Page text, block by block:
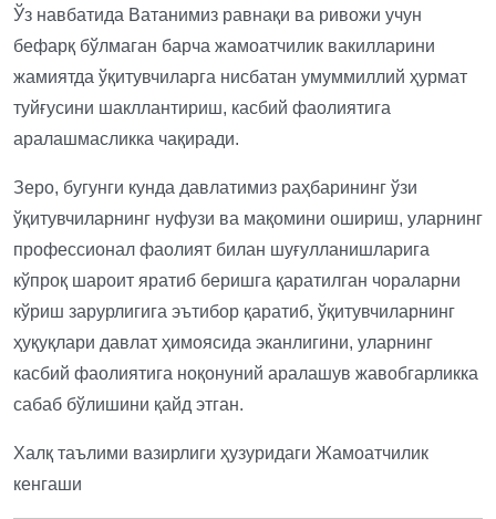
Ўз навбатида Ватанимиз равнақи ва ривожи учун
бефарқ бўлмаган барча жамоатчилик вакилларини
жамиятда ўқитувчиларга нисбатан умуммиллий ҳурмат
туйғусини шакллантириш, касбий фаолиятига
аралашмасликка чақиради.
Зеро, бугунги кунда давлатимиз раҳбарининг ўзи
ўқитувчиларнинг нуфузи ва мақомини ошириш, уларнинг
профессионал фаолият билан шуғулланишларига
кўпроқ шароит яратиб беришга қаратилган чораларни
кўриш зарурлигига эътибор қаратиб, ўқитувчиларнинг
ҳуқуқлари давлат ҳимоясида эканлигини, уларнинг
касбий фаолиятига ноқонуний аралашув жавобгарликка
сабаб бўлишини қайд этган.
Халқ таълими вазирлиги ҳузуридаги Жамоатчилик
кенгаши